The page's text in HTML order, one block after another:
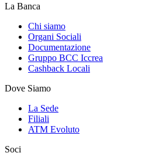
La Banca
Chi siamo
Organi Sociali
Documentazione
Gruppo BCC Iccrea
Cashback Locali
Dove Siamo
La Sede
Filiali
ATM Evoluto
Soci